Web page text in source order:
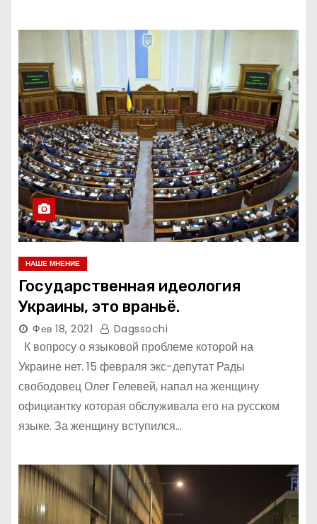
НАШЕ МНЕНИЕ
Государственная идеология
Украины, это враньё.
Фев 18, 2021 Dagssochi
К вопросу о языковой проблеме которой на
Украине нет. 15 февраля экс-депутат Рады
свободовец Олег Гелевей, напал на женщину
официантку которая обслуживала его на русском
языке. За женщину вступился…